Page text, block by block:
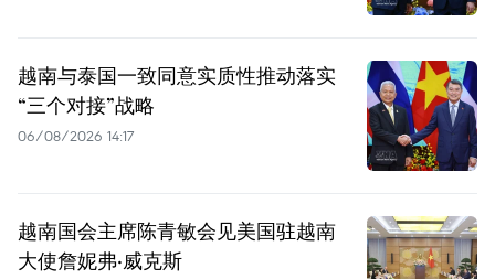
越南与泰国一致同意实质性推动落实
“三个对接”战略
06/08/2026 14:17
越南国会主席陈青敏会见美国驻越南
大使詹妮弗·威克斯